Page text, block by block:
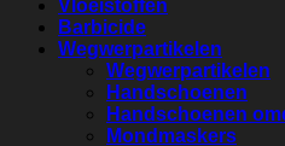
Vloeistoffen
Barbicide
Wegwerpartikelen
Wegwerpartikelen
Handschoenen
Handschoenen
Mondmaskers